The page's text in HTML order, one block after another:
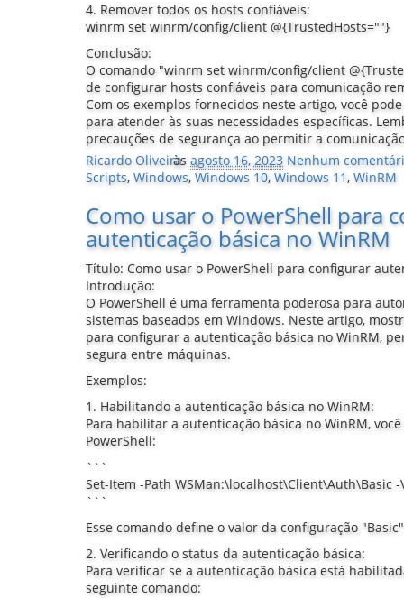
4. Remover todos os hosts confiáveis:
winrm set winrm/config/client @{TrustedHosts=""}
Conclusão:
O comando "winrm set winrm/config/client
de configurar hosts confiáveis para comunicação
Com os exemplos fornecidos neste artigo, você
para atender às suas necessidades específicas.
precauções de segurança ao permitir a
Ricardo Oliveira
às agosto 16, 2023 Nenhum
Scripts, Windows, Windows 10, Windows 11, WinRM
Como usar o PowerShell para
autenticação básica no WinRM
Título: Como usar o PowerShell para configurar
Introdução:
O PowerShell é uma ferramenta poderosa para
sistemas baseados em Windows. Neste artigo,
para configurar a autenticação básica no WinRM,
segura entre máquinas.
Exemplos:
1. Habilitando a autenticação básica no WinRM:
Para habilitar a autenticação básica no WinRM,
PowerShell:
```
Set-Item -Path WSMan:\localhost\Client\Auth\Basic
```
Esse comando define o valor da configuração
2. Verificando o status da autenticação básica:
Para verificar se a autenticação básica está
seguinte comando: